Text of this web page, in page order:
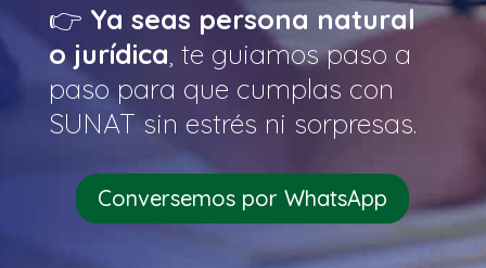
👉 Ya seas persona natural
o jurídica , te guiamos paso a
paso para que cumplas con
SUNAT sin estrés ni sorpresas.
Conversemos por WhatsApp